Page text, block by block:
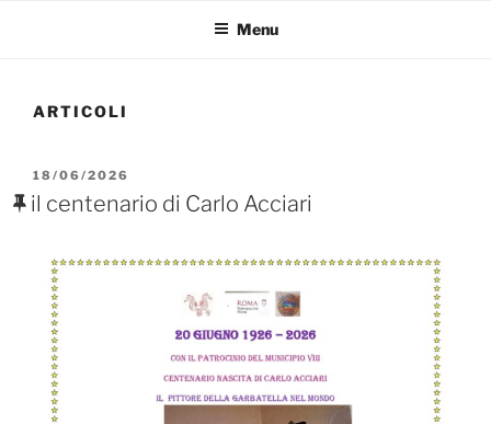
Menu
ARTICOLI
PUBBLICATO
IL
18/06/2026
il centenario di Carlo Acciari